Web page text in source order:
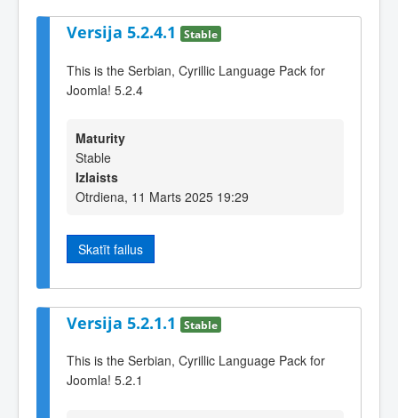
Versija 5.2.4.1 Stable
This is the Serbian, Cyrillic Language Pack for
Joomla! 5.2.4
Maturity
Stable
Izlaists
Otrdiena, 11 Marts 2025 19:29
Skatīt failus
Versija 5.2.1.1 Stable
This is the Serbian, Cyrillic Language Pack for
Joomla! 5.2.1